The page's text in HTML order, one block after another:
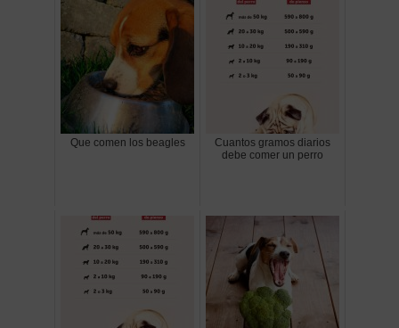
Que comen los beagles
Cuantos gramos diarios
debe comer un perro